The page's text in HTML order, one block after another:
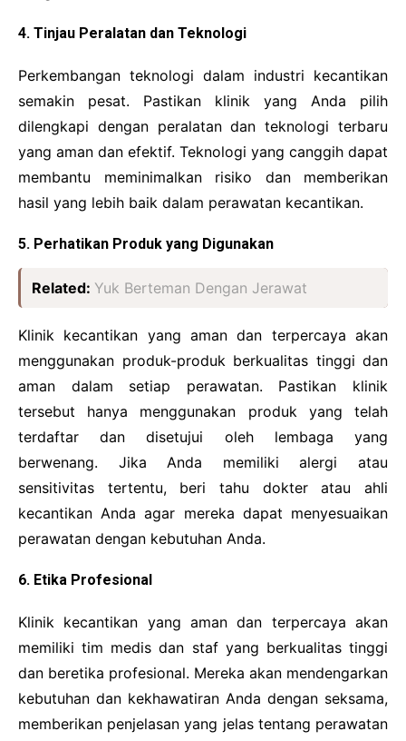
4. Tinjau Peralatan dan Teknologi
Perkembangan teknologi dalam industri kecantikan
semakin pesat. Pastikan klinik yang Anda pilih
dilengkapi dengan peralatan dan teknologi terbaru
yang aman dan efektif. Teknologi yang canggih dapat
membantu meminimalkan risiko dan memberikan
hasil yang lebih baik dalam perawatan kecantikan.
5. Perhatikan Produk yang Digunakan
Related: Yuk Berteman Dengan Jerawat
Klinik kecantikan yang aman dan terpercaya akan
menggunakan produk-produk berkualitas tinggi dan
aman dalam setiap perawatan. Pastikan klinik
tersebut hanya menggunakan produk yang telah
terdaftar dan disetujui oleh lembaga yang
berwenang. Jika Anda memiliki alergi atau
sensitivitas tertentu, beri tahu dokter atau ahli
kecantikan Anda agar mereka dapat menyesuaikan
perawatan dengan kebutuhan Anda.
6. Etika Profesional
Klinik kecantikan yang aman dan terpercaya akan
memiliki tim medis dan staf yang berkualitas tinggi
dan beretika profesional. Mereka akan mendengarkan
kebutuhan dan kekhawatiran Anda dengan seksama,
memberikan penjelasan yang jelas tentang perawatan